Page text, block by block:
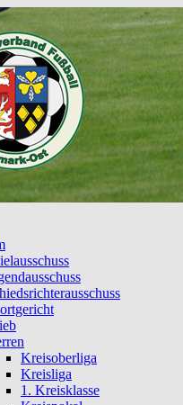
Kreisoberliga
Kreisliga
1. Kreisklasse